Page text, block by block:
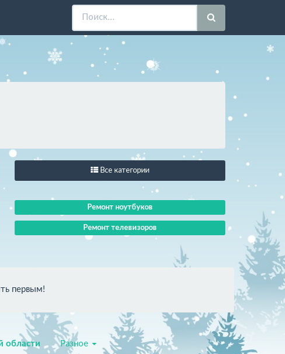
Все категории
Ремонт ноутбуков
Ремонт телевизоров
первым!
области Разное